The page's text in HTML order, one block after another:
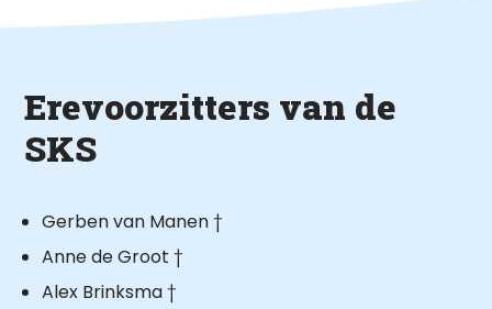
Erevoorzitters van de
SKS
Gerben van Manen †
Anne de Groot †
Alex Brinksma †